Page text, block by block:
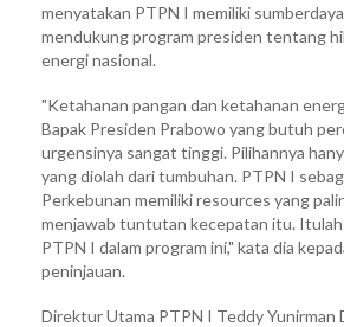
menyatakan PTPN I memiliki
mendukung program presiden tentang
energi nasional.
"Ketahanan pangan dan ketahanan
Bapak Presiden Prabowo yang butuh
urgensinya sangat tinggi. Pilihannya
yang diolah dari tumbuhan. PTPN I
Perkebunan memiliki resources yang
menjawab tuntutan kecepatan itu.
PTPN I dalam program ini," kata dia
peninjauan.
Direktur Utama PTPN I Teddy Yunirman